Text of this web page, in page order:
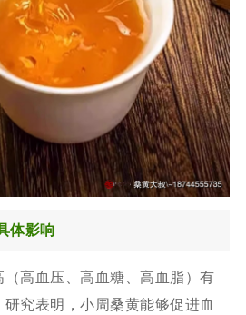
体影响
高血压、高血糖、高血脂）有
究表明，小周桑黄能够促进血